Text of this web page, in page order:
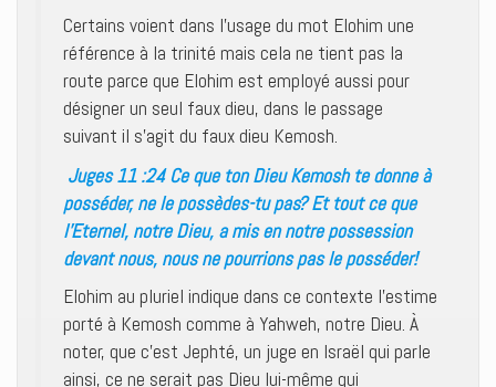
Certains voient dans l’usage du mot Elohim une
référence à la trinité mais cela ne tient pas la
route parce que Elohim est employé aussi pour
désigner un seul faux dieu, dans le passage
suivant il s’agit du faux dieu Kemosh.
Juges 11 :24 Ce que ton Dieu Kemosh te donne à
posséder, ne le possèdes-tu pas? Et tout ce que
l’Eternel, notre Dieu, a mis en notre possession
devant nous, nous ne pourrions pas le posséder!
Elohim au pluriel indique dans ce contexte l’estime
porté à Kemosh comme à Yahweh, notre Dieu. À
noter, que c’est Jephté, un juge en Israël qui parle
ainsi, ce ne serait pas Dieu lui-même qui